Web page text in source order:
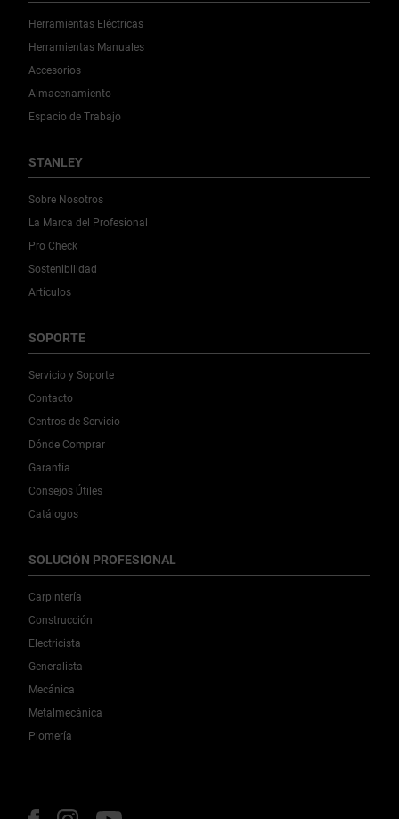
Herramientas Eléctricas
Herramientas Manuales
Accesorios
Almacenamiento
Espacio de Trabajo
STANLEY
Sobre Nosotros
La Marca del Profesional
Pro Check
Sostenibilidad
Artículos
SOPORTE
Servicio y Soporte
Contacto
Centros de Servicio
Dónde Comprar
Garantía
Consejos Útiles
Catálogos
SOLUCIÓN PROFESIONAL
Carpintería
Construcción
Electricista
Generalista
Mecánica
Metalmecánica
Plomería